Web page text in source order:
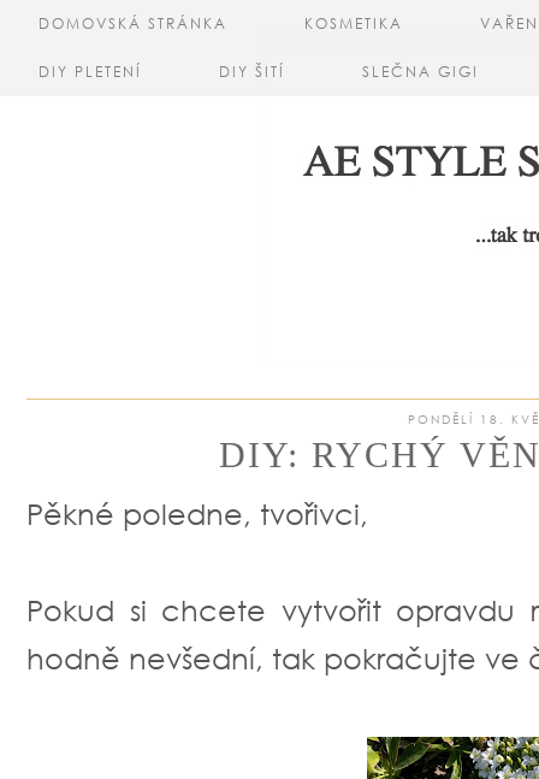
DOMOVSKÁ STRÁNKA KOSMETIKA
DIY PLETENÍ DIY ŠITÍ SLEČNA GIGI
PONDĚLÍ 18.
DIY: RYCHÝ
Pěkné poledne, tvořivci,
Pokud si chcete vytvořit
hodně nevšední, tak pokračujte ve